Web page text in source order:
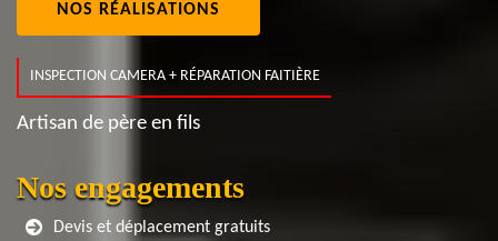
NOS RÉALISATIONS
INSPECTION CAMERA + RÉPARATION FAITIÈRE
Artisan de père en fils
Nos engagements
Devis et déplacement gratuits